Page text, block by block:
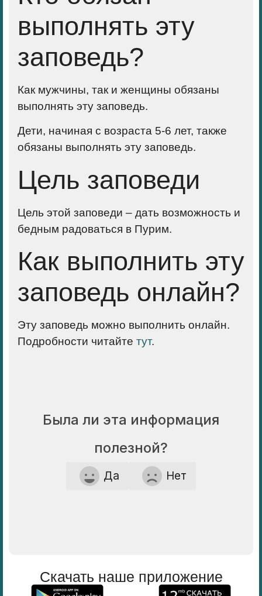
выполнять эту
заповедь?
Как мужчины, так и женщины обязаны
выполнять эту заповедь.
Дети, начиная с возраста 5-6 лет, также
обязаны выполнять эту заповедь.
Цель заповеди
Цель этой заповеди – дать возможность и
бедным радоваться в Пурим.
Как выполнить эту
заповедь онлайн?
Эту заповедь можно выполнить онлайн.
Подробности читайте тут.
Была ли эта информация
полезной?
Да Нет
Скачать наше приложение